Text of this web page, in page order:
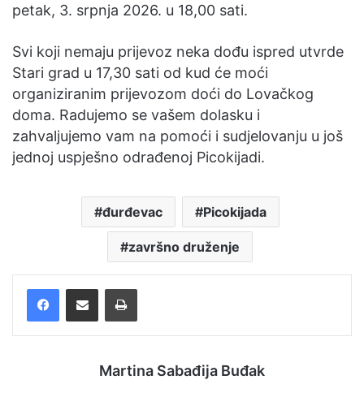
petak, 3. srpnja 2026. u 18,00 sati.
Svi koji nemaju prijevoz neka dođu ispred utvrde
Stari grad u 17,30 sati od kud će moći
organiziranim prijevozom doći do Lovačkog
doma. Radujemo se vašem dolasku i
zahvaljujemo vam na pomoći i sudjelovanju u još
jednoj uspješno odrađenoj Picokijadi.
đurđevac Picokijada
završno druženje
Martina Sabađija Buđak